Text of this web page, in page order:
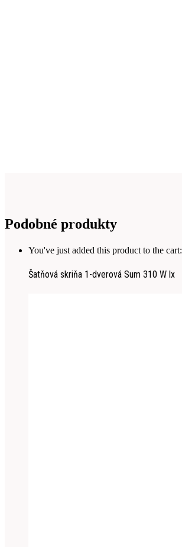
Podobné produkty
You've just added this product to the cart:
Šatňová skriňa 1-dverová Sum 310 W lx